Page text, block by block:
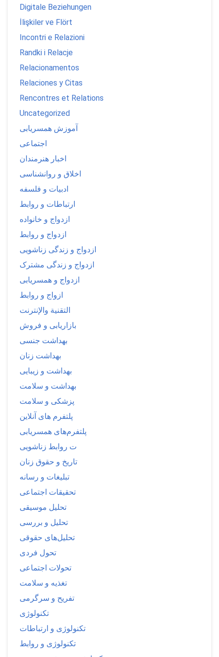
Digitale Beziehungen
İlişkiler ve Flört
Incontri e Relazioni
Randki i Relacje
Relacionamentos
Relaciones y Citas
Rencontres et Relations
Uncategorized
آموزش همسریابی
اجتماعی
اخبار هنرمندان
اخلاق و روانشناسی
ادبیات و فلسفه
ارتباطات و روابط
ازدواج و خانواده
ازدواج و روابط
ازدواج و زندگی زناشویی
ازدواج و زندگی مشترک
ازدواج و همسریابی
ازواج و روابط
التقنية والإنترنت
بازاریابی و فروش
بهداشت جنسی
بهداشت زنان
بهداشت و زیبایی
بهداشت و سلامت
پزشکی و سلامت
پلتفرم های آنلاین
پلتفرم‌های همسریابی
ت روابط زناشویی
تاریخ و حقوق زنان
تبلیغات و رسانه
تحقیقات اجتماعی
تحلیل موسیقی
تحلیل و بررسی
تحلیل‌های حقوقی
تحول فردی
تحولات اجتماعی
تغذیه و سلامت
تفریح و سرگرمی
تکنولوژی
تکنولوژی و ارتباطات
تکنولوژی و روابط